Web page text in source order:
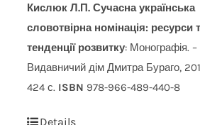
Кислюк Л.П. Сучасна українська
словотвірна номінація: ресурси
тенденції розвитку: Монографія. –
Видавничий дім Дмитра Бураго,
424 с. ISBN 978-966-489-440-8
Details